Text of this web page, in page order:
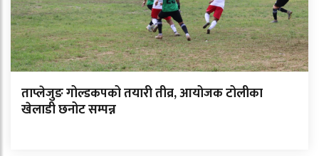
ताप्लेजुङ गोल्डकपको तयारी तीव्र, आयोजक टोलीका
खेलाडी छनोट सम्पन्न